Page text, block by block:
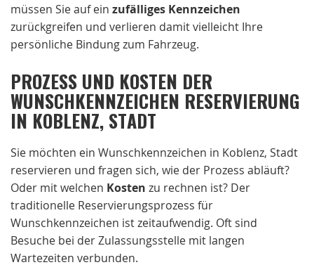
müssen Sie auf ein zufälliges Kennzeichen
zurückgreifen und verlieren damit vielleicht Ihre
persönliche Bindung zum Fahrzeug.
PROZESS UND KOSTEN DER
WUNSCHKENNZEICHEN RESERVIERUNG
IN KOBLENZ, STADT
Sie möchten ein Wunschkennzeichen in Koblenz, Stadt
reservieren und fragen sich, wie der Prozess abläuft?
Oder mit welchen Kosten zu rechnen ist? Der
traditionelle Reservierungsprozess für
Wunschkennzeichen ist zeitaufwendig. Oft sind
Besuche bei der Zulassungsstelle mit langen
Wartezeiten verbunden.